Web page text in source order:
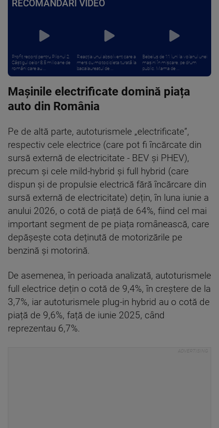
RECOMANDĂRI VIDEO
Profit record pentru Pilonul 2.
Câștigul celor 8,5 milioane de
români care au ...
Reacția unui absolvent care a
mers cu motocicleta turată la
bacalaureatul de ...
Bebeluș de 11 luni la volanul unei
mașini în mișcare, pe drum
public. Mama de ...
Mașinile electrificate domină piața
auto din România
Pe de altă parte, autoturismele „electrificate”,
respectiv cele electrice (care pot fi încărcate din
sursă externă de electricitate - BEV și PHEV),
precum și cele mild-hybrid și full hybrid (care
dispun și de propulsie electrică fără încărcare din
sursă externă de electricitate) dețin, în luna iunie a
anului 2026, o cotă de piață de 64%, fiind cel mai
important segment de pe piața românească, care
depășește cota deținută de motorizările pe
benzină și motorină.
De asemenea, în perioada analizată, autoturismele
full electrice dețin o cotă de 9,4%, în creștere de la
3,7%, iar autoturismele plug-in hybrid au o cotă de
piață de 9,6%, față de iunie 2025, când
reprezentau 6,7%.